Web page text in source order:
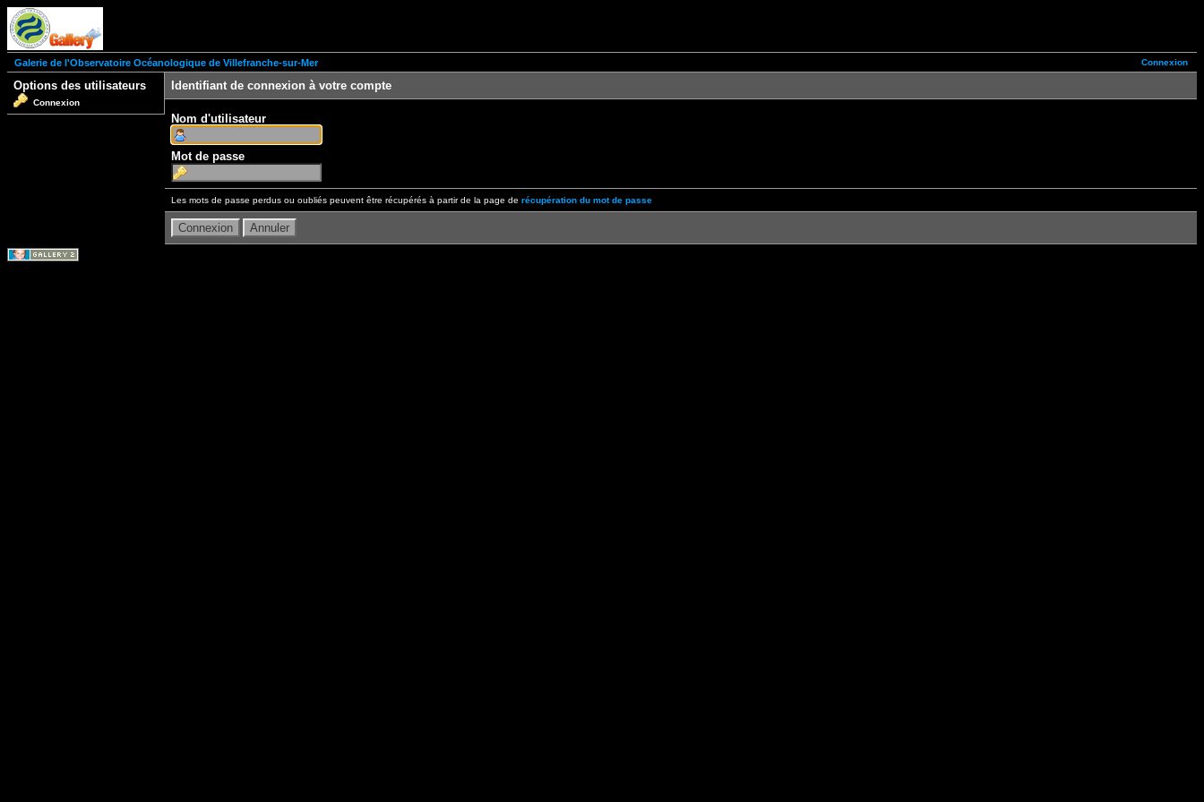
Connexion
Galerie de l'Observatoire Océanologique de Villefranche-sur-Mer
Options des utilisateurs
Connexion
Identifiant de connexion à votre compte
Nom d'utilisateur
Mot de passe
Les mots de passe perdus ou oubliés peuvent être récupérés à partir de la page de récupération du mot de passe